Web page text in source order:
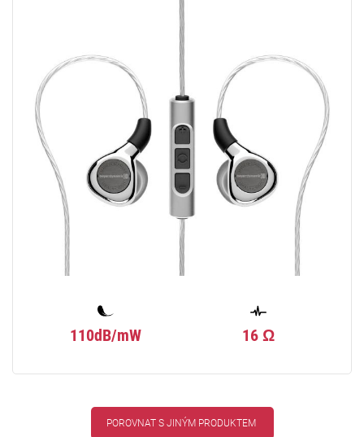
110dB/mW 16 Ω
POROVNAT S JINÝM PRODUKTEM